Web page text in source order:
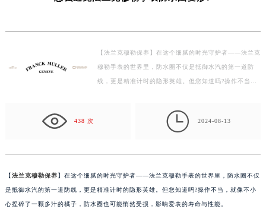
【法兰克穆勒保养】在这个细腻的时光守护者——法兰克
穆勒手表的世界里，防水圈不仅是抵御水汽的第一道防
线，更是精准计时的隐形英雄。但您知道吗?操作不当，
438 次
 2024-08-13
【 法兰克穆勒保养 】在这个细腻的时光守护者——法兰克穆勒手表的世界里，防水圈不仅
是抵御水汽的第一道防线，更是精准计时的隐形英雄。但您知道吗?操作不当，就像不小
心捏碎了一颗多汁的橘子，防水圈也可能悄然受损，影响爱表的寿命与性能。